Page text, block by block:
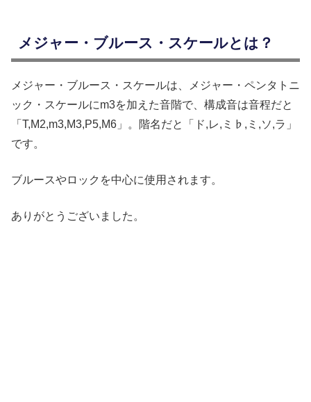
メジャー・ブルース・スケールとは？
メジャー・ブルース・スケールは、メジャー・ペンタトニ
ック・スケールにm3を加えた音階で、構成音は音程だと
「T,M2,m3,M3,P5,M6」。階名だと「ド,レ,ミ♭,ミ,ソ,ラ」
です。
ブルースやロックを中心に使用されます。
ありがとうございました。